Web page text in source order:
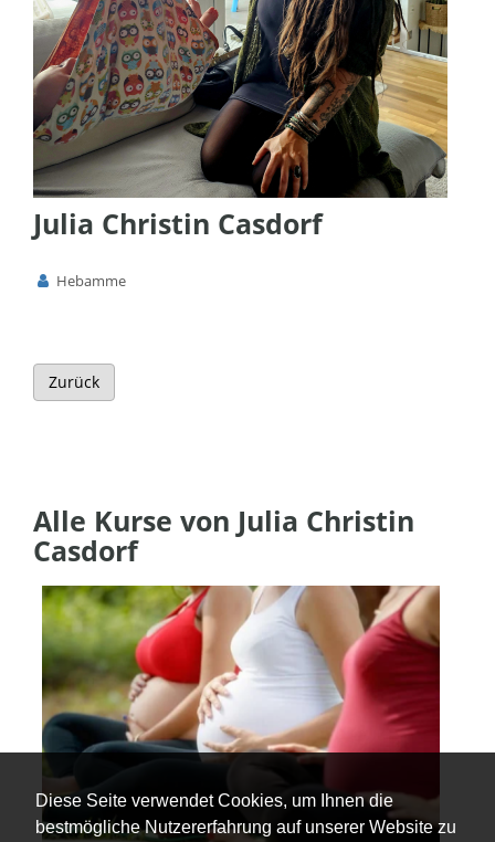
Diese Seite verwendet Cookies, um Ihnen die
bestmögliche Nutzererfahrung auf unserer Website zu
Julia Christin Casdorf
Hebamme
Zurück
Alle Kurse von Julia Christin
Casdorf